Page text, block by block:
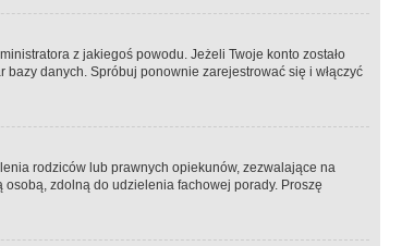
z jakiegoś powodu. Jeżeli Twoje konto zostało
danych. Spróbuj ponownie zarejestrować się i włączyć
rodziców lub prawnych opiekunów, zezwalające na
zdolną do udzielenia fachowej porady. Proszę